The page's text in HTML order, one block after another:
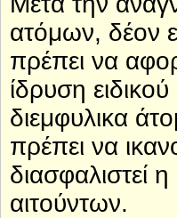
ατόμων, δέον
πρέπει να
ίδρυση
διεμφυλικα
πρέπει να
διασφαλιστεί
αιτούντων.